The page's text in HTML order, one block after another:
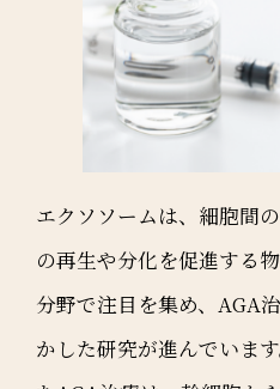
エクソソームは、細胞間
の再生や分化を促進する
分野で注目を集め、AGA
かした研究が進んでいま